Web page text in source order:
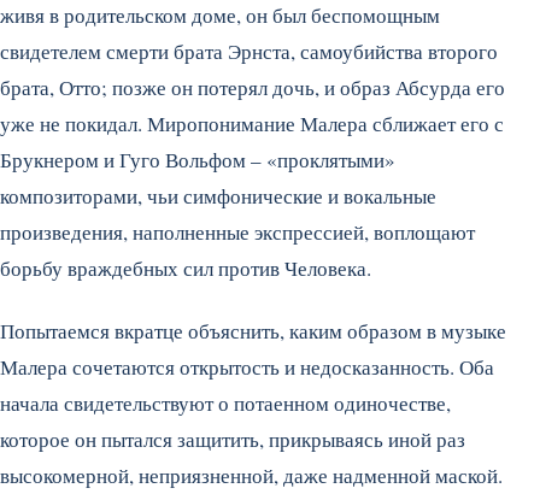
живя в родительском доме, он был беспомощным
свидетелем смерти брата Эрнста, самоубийства второго
брата, Отто; позже он потерял дочь, и образ Абсурда его
уже не покидал. Миропонимание Малера сближает его с
Брукнером и Гуго Вольфом – «проклятыми»
композиторами, чьи симфонические и вокальные
произведения, наполненные экспрессией, воплощают
борьбу враждебных сил против Человека.
Попытаемся вкратце объяснить, каким образом в музыке
Малера сочетаются открытость и недосказанность. Оба
начала свидетельствуют о потаенном одиночестве,
которое он пытался защитить, прикрываясь иной раз
высокомерной, неприязненной, даже надменной маской.